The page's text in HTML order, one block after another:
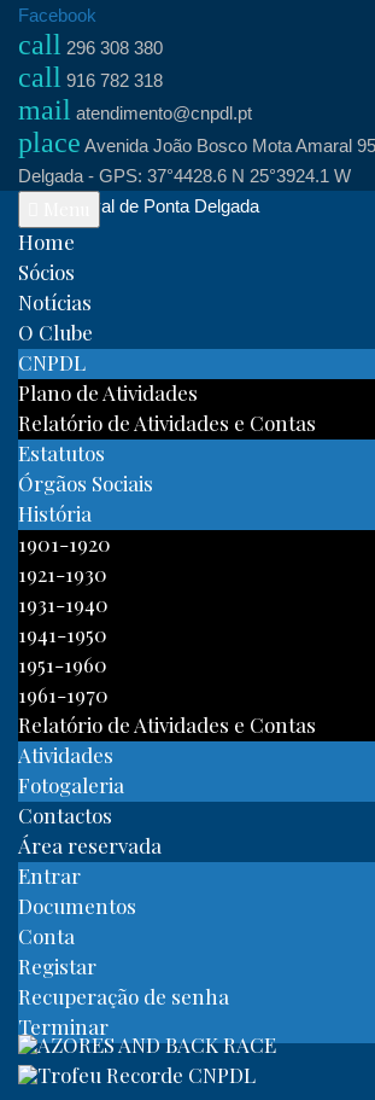
Skip
content
Facebook
call 296 308 380
call 916 782 318
mail atendimento@cnpdl.pt
place Avenida João Bosco Mota Amaral
Delgada - GPS: 37°4428.6 N 25°3924.1 W
Clube Naval de Ponta Delgada
Home
Sócios
Notícias
O Clube
CNPDL
Plano de Atividades
Relatório de Atividades e Contas
Estatutos
Órgãos Sociais
História
1901-1920
1921-1930
1931-1940
1941-1950
1951-1960
1961-1970
Relatório de Atividades e Contas
Atividades
Fotogaleria
Contactos
Área reservada
Entrar
Documentos
Conta
Registar
Recuperação de senha
Terminar